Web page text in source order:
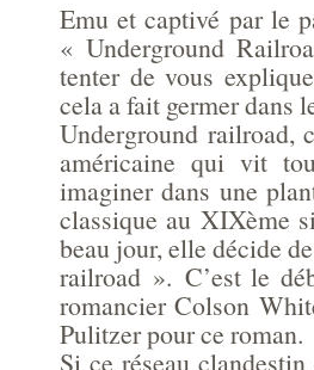
Emu et captivé par le
« Underground
tenter de vous
cela a fait germer dans
Underground railroad,
américaine qui vit
imaginer dans une
classique au XIXème
beau jour, elle décide
railroad ». C’est le
romancier Colson
Pulitzer pour ce roman.
Si ce réseau